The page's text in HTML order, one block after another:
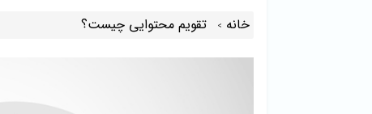
خانه
تقویم محتوایی چیست؟